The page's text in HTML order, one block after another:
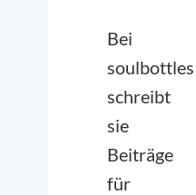
Bei
soulbottles
schreibt
sie
Beiträge
für